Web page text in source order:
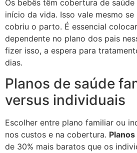
Os bebês têm cobertura de
início da vida. Isso vale mesmo
cobriu o parto. É essencial
dependente no plano dos pais
fizer isso, a espera para
dias.
Planos de saúde
versus individuais
Escolher entre plano familiar ou
nos custos e na cobertura.
de 30% mais baratos que os